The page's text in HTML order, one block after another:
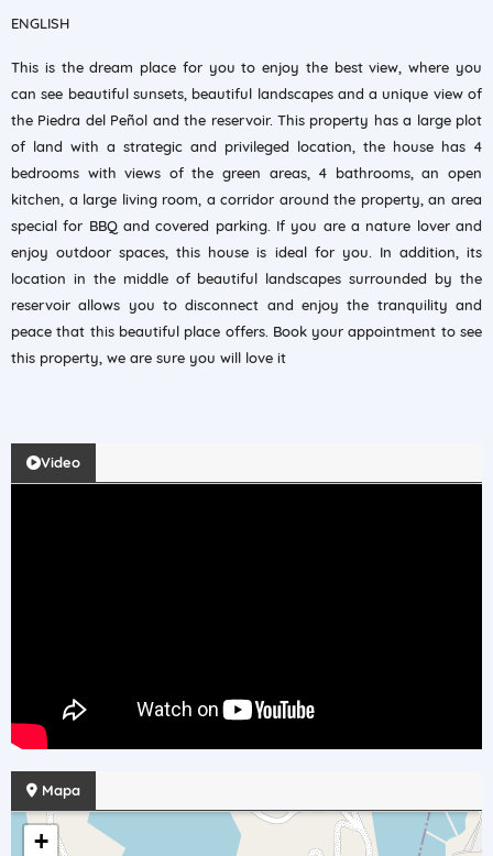
ENGLISH
This is the dream place for you to enjoy the best view, where you
can see beautiful sunsets, beautiful landscapes and a unique view of
the Piedra del Peñol and the reservoir. This property has a large plot
of land with a strategic and privileged location, the house has 4
bedrooms with views of the green areas, 4 bathrooms, an open
kitchen, a large living room, a corridor around the property, an area
special for BBQ and covered parking. If you are a nature lover and
enjoy outdoor spaces, this house is ideal for you. In addition, its
location in the middle of beautiful landscapes surrounded by the
reservoir allows you to disconnect and enjoy the tranquility and
peace that this beautiful place offers. Book your appointment to see
this property, we are sure you will love it
Video
Mapa
+